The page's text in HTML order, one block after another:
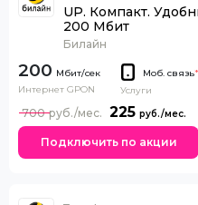
UP. Компакт.
200 Мбит
Билайн
200
Интернет GPON
Моб. связь*
Услуги
225
700
Подключить по акции